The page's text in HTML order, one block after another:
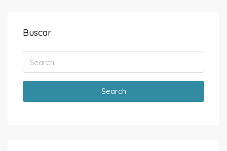
Buscar
Search